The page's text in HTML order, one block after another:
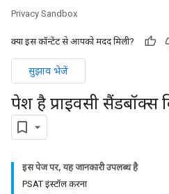
Privacy Sandbox
क्या इस कॉन्टेंट से आपको मदद मिली?
सुझाव भेजें
पेश है प्राइवसी सैंडबॉक्स
इस पेज पर, यह जानकारी उपलब्ध है
PSAT इंस्टॉल करना